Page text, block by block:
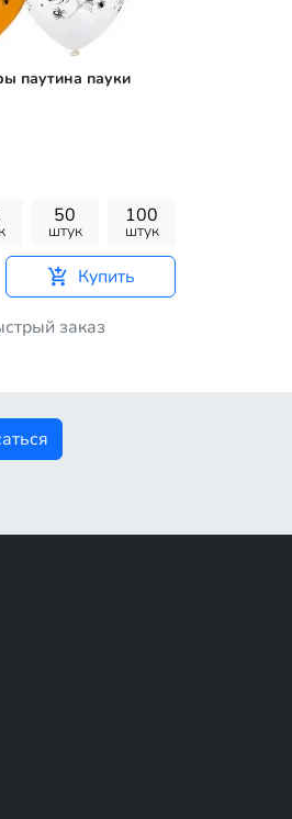
паутина пауки
50
штук
100
штук
Купить
заказ